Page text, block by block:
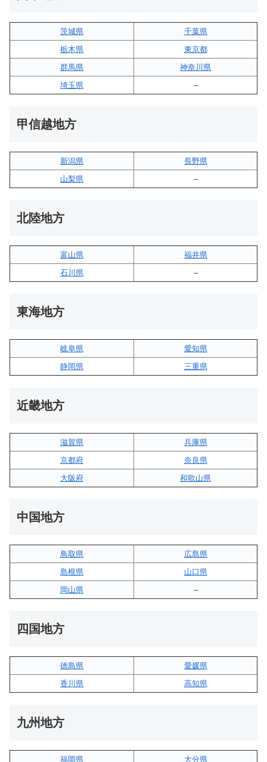
茨城県
千葉県
栃木県
東京都
群馬県
神奈川県
埼玉県
–
甲信越地方
新潟県
長野県
山梨県
–
北陸地方
富山県
福井県
石川県
–
東海地方
岐阜県
愛知県
静岡県
三重県
近畿地方
滋賀県
兵庫県
京都府
奈良県
大阪府
和歌山県
中国地方
鳥取県
広島県
島根県
山口県
岡山県
–
四国地方
徳島県
愛媛県
香川県
高知県
九州地方
福岡県 大分県